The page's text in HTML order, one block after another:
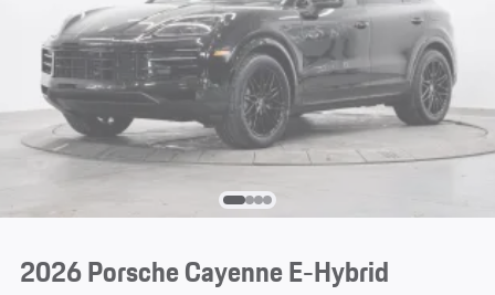
2026 Porsche Cayenne E-Hybrid